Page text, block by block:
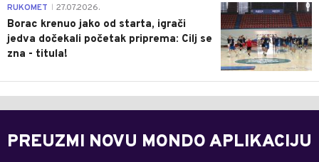
0
RUKOMET 27.07.2026.
Borac krenuo jako od starta, igrači
jedva dočekali početak priprema: Cilj se
zna - titula!
PREUZMI NOVU MONDO APLIKACIJU